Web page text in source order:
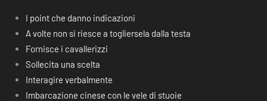
I point che danno indicazioni
A volte non si riesce a togliersela dalla testa
Fornisce i cavallerizzi
Sollecita una scelta
Interagire verbalmente
Imbarcazione cinese con le vele di stuoie